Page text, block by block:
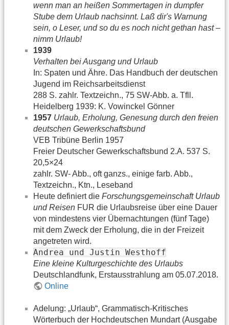
wenn man an heißen Sommertagen in dumpfer
Stube dem Urlaub nachsinnt. Laß dir's Warnung
sein, o Leser, und so du es noch nicht gethan hast –
nimm Urlaub!
1939
Verhalten bei Ausgang und Urlaub
In: Spaten und Ähre. Das Handbuch der deutschen
Jugend im Reichsarbeitsdienst
288 S. zahlr. Textzeichn., 75 SW-Abb. a. Tfll.
Heidelberg 1939: K. Vowinckel Gönner
1957 Urlaub, Erholung, Genesung durch den freien
deutschen Gewerkschaftsbund
VEB Tribüne Berlin 1957
Freier Deutscher Gewerkschaftsbund 2.A. 537 S.
20,5×24
zahlr. SW- Abb., oft ganzs., einige farb. Abb.,
Textzeichn., Ktn., Leseband
Heute definiert die Forschungsgemeinschaft Urlaub
und Reisen FUR die Urlaubsreise über eine Dauer
von mindestens vier Übernachtungen (fünf Tage)
mit dem Zweck der Erholung, die in der Freizeit
angetreten wird.
Andrea und Justin Westhoff
Eine kleine Kulturgeschichte des Urlaubs
Deutschlandfunk, Erstausstrahlung am 05.07.2018.
Online
Adelung: „Urlaub“, Grammatisch-Kritisches
Wörterbuch der Hochdeutschen Mundart (Ausgabe